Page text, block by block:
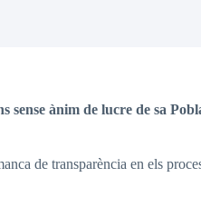
sense ànim de lucre de sa
de transparència en els